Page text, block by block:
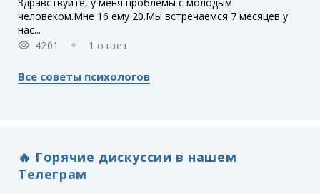
человеком.Мне 16 ему 20.Мы встречаемся 7 месяцев у
нас...
4201
1 ответ
Все советы психологов
🔥 Горячие дискуссии в нашем
Телеграм